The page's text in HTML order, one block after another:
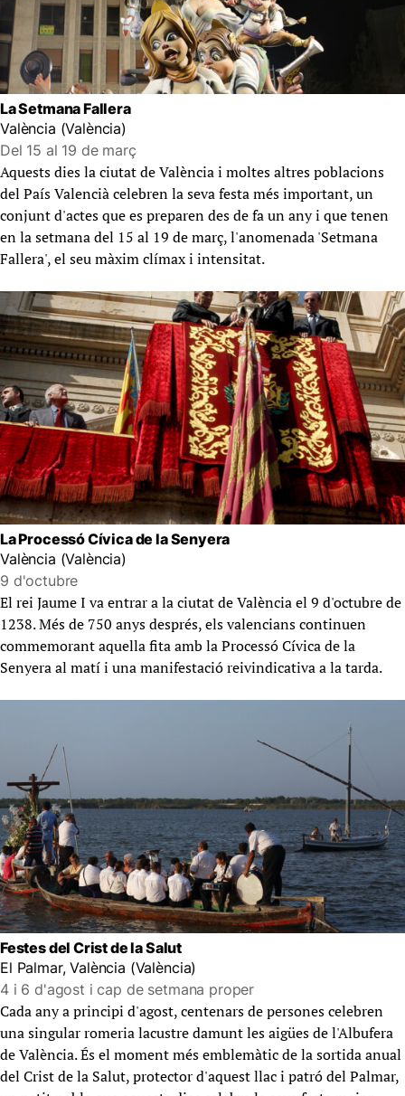
La Setmana Fallera
València (València)
Del 15 al 19 de març
Aquests dies la ciutat de València i moltes altres poblacions
del País Valencià celebren la seva festa més important, un
conjunt d'actes que es preparen des de fa un any i que tenen
en la setmana del 15 al 19 de març, l'anomenada 'Setmana
Fallera', el seu màxim clímax i intensitat.
La Processó Cívica de la Senyera
València (València)
9 d'octubre
El rei Jaume I va entrar a la ciutat de València el 9 d'octubre de
1238. Més de 750 anys després, els valencians continuen
commemorant aquella fita amb la Processó Cívica de la
Senyera al matí i una manifestació reivindicativa a la tarda.
Festes del Crist de la Salut
El Palmar, València (València)
4 i 6 d'agost i cap de setmana proper
Cada any a principi d'agost, centenars de persones celebren
una singular romeria lacustre damunt les aigües de l'Albufera
de València. És el moment més emblemàtic de la sortida anual
del Crist de la Salut, protector d'aquest llac i patró del Palmar,